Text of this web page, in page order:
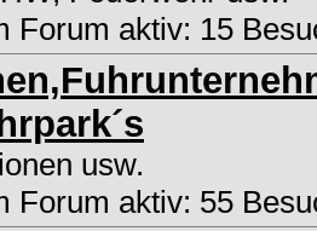
Forum aktiv: 15
usw.
Forum aktiv: 55